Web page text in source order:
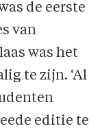
de eerste
van
was het
te zijn. ‘Al
editie te